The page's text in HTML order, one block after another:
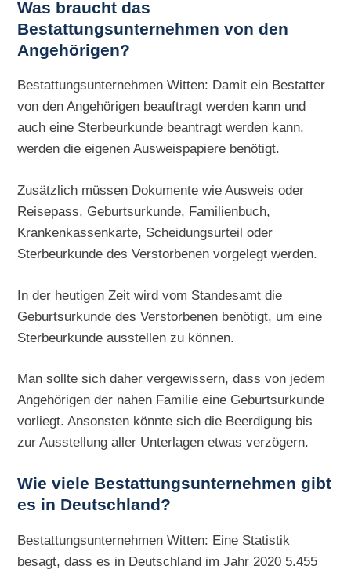
Was braucht das
Bestattungsunternehmen von den
Angehörigen?
Bestattungsunternehmen Witten: Damit ein Bestatter
von den Angehörigen beauftragt werden kann und
auch eine Sterbeurkunde beantragt werden kann,
werden die eigenen Ausweispapiere benötigt.
Zusätzlich müssen Dokumente wie Ausweis oder
Reisepass, Geburtsurkunde, Familienbuch,
Krankenkassenkarte, Scheidungsurteil oder
Sterbeurkunde des Verstorbenen vorgelegt werden.
In der heutigen Zeit wird vom Standesamt die
Geburtsurkunde des Verstorbenen benötigt, um eine
Sterbeurkunde ausstellen zu können.
Man sollte sich daher vergewissern, dass von jedem
Angehörigen der nahen Familie eine Geburtsurkunde
vorliegt. Ansonsten könnte sich die Beerdigung bis
zur Ausstellung aller Unterlagen etwas verzögern.
Wie viele Bestattungsunternehmen gibt
es in Deutschland?
Bestattungsunternehmen Witten: Eine Statistik
besagt, dass es in Deutschland im Jahr 2020 5.455